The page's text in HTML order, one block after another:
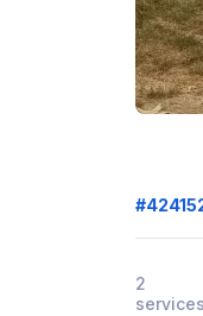
2
services